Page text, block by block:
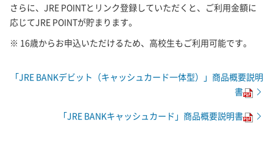
さらに、JRE POINTとリンク登録していただくと、ご利用金額に
応じてJRE POINTが貯まります。
※ 16歳からお申込いただけるため、高校生もご利用可能です。
「JRE BANKデビット（キャッシュカード一体型）」商品概要説明
書
「JRE BANKキャッシュカード」商品概要説明書